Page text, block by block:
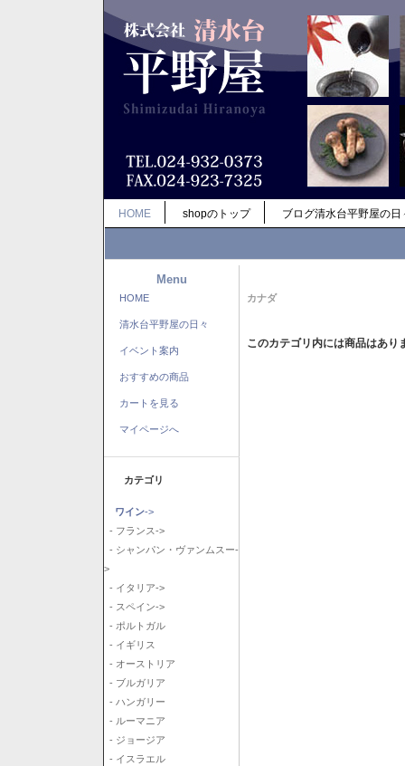
HOME shopのトップ ブログ清水台平野屋の日
Menu
HOME
清水台平野屋の日々
イベント案内
おすすめの商品
カートを見る
マイページへ
カテゴリ
ワイン->
- フランス->
- シャンパン・ヴァンムスー-
>
- イタリア->
- スペイン->
- ポルトガル
- イギリス
- オーストリア
- ブルガリア
- ハンガリー
- ルーマニア
- ジョージア
- イスラエル
カナダ
このカテゴリ内には商品はあり